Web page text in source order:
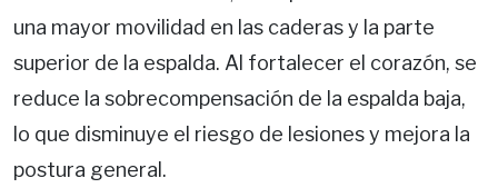
una mayor movilidad en las caderas y la parte
superior de la espalda. Al fortalecer el corazón, se
reduce la sobrecompensación de la espalda baja,
lo que disminuye el riesgo de lesiones y mejora la
postura general.